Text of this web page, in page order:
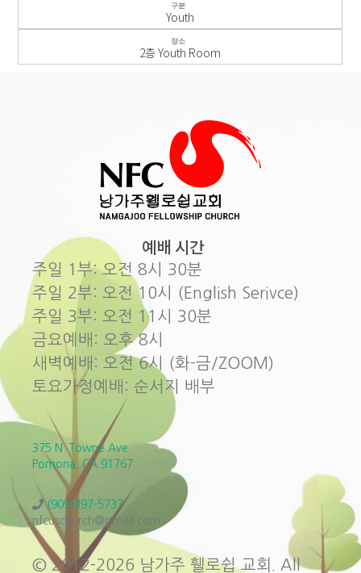
구분
Youth
장소
2층 Youth Room
예배 시간
주일 1부: 오전 8시 30분
주일 2부: 오전 10시 (English Serivce)
주일 3부: 오전 11시 30분
금요예배: 오후 8시
새벽예배: 오전 6시 (화-금/ZOOM)
토요가정예배: 순서지 배부
375 N. Towne Ave.
Pomona, CA 91767
(909)397-5737
nfcuschurch@gmail.com
© 2012-2026 남가주 휄로쉽 교회. All